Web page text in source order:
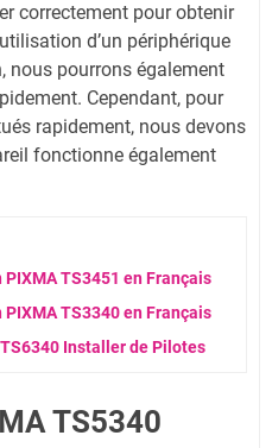
correctement pour obtenir
d’un périphérique
nous pourrons également
Cependant, pour
rapidement, nous devons
fonctionne également
TS3451 en Français
TS3340 en Français
Installer de Pilotes
TS5340